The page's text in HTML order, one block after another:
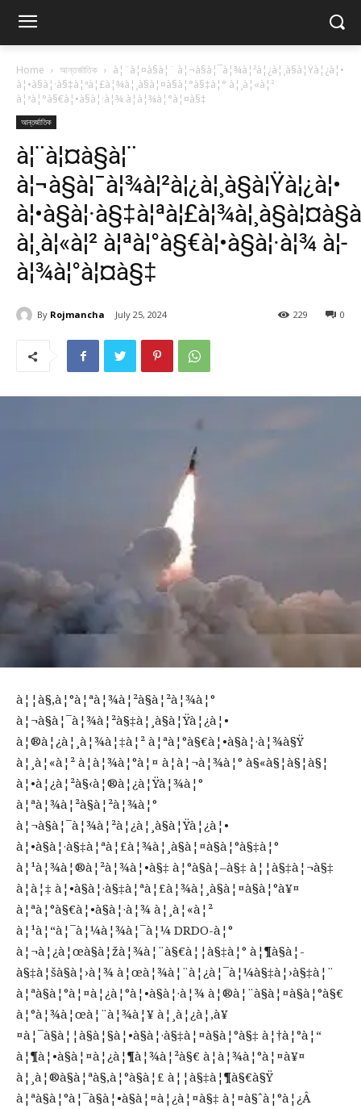
Home আন্তর্জাতিক
à¦¨à¦¤à§à¦¨ à¦¬à§à¦¯à¦¾à¦²à¦¿à¦¸à§à¦Ÿà¦¿à¦•
à¦•à§à¦·à§‡à¦ªà¦£à¦¾à¦¸à§à¦¤à§à¦°à§‡à¦° à¦¸à¦«à¦²
à¦ªà¦°à§€à¦•à§à¦·à¦¾ à¦­à¦¾à¦°à¦¤à§‡
আন্তর্জাতিক
à¦¨à¦¤à§à¦¨
à¦¬à§à¦¯à¦¾à¦²à¦¿à¦¸à§à¦Ÿà¦¿à¦•
à¦¸à¦«à¦² à¦ªà¦°à§€à¦•à§à¦·à¦¾ à¦­
à¦¾à¦°à¦¤à§‡
By Rojmancha July 25, 2024 0
229
à¦¦à§‚à¦°à¦ªà¦¾à¦²à§à¦²à¦¾à¦°
à¦¬à§à¦¯à¦¾à¦²à§‡à¦¸à§à¦Ÿà¦¿à¦•
à¦®à¦¿à¦¸à¦¾à¦‡à¦² à¦ªà¦°à§€à¦•à§à¦·à¦¾à§Ÿ
à¦¸à¦«à¦² à¦­à¦¾à¦°à¦¤ à¦à¦¬à¦¾à¦° à§«à§¦à§¦à§¦
à¦•à¦¿à¦²à§‹à¦®à¦¿à¦Ÿà¦¾à¦°
à¦ªà¦¾à¦²à§à¦²à¦¾à¦°
à¦¬à§à¦¯à¦¾à¦²à¦¿à¦¸à§à¦Ÿà¦¿à¦•
à¦•à§à¦·à§‡à¦ªà¦£à¦¾à¦¸à§à¦¤à§à¦°à§‡à¦°
à¦¹à¦¾à¦®à¦²à¦¾à¦•à§‡ à¦°à§à¦–à§‡ à¦¦à§‡à¦¬à§‡
à¦à¦‡ à¦•à§à¦·à§‡à¦ªà¦£à¦¾à¦¸à§à¦¤à§à¦°à¥¤
à¦ªà¦°à§€à¦•à§à¦·à¦¾ à¦¸à¦«à¦²
à¦¹à¦“à¦¯à¦¼à¦¾à¦¯à¦¼ DRDO-à¦°
à¦¬à¦¿à¦œà§à¦žà¦¾à¦¨à§€à¦¦à§‡à¦° à¦¶à§à¦­
à§‡à¦šà§à¦›à¦¾ à¦œà¦¾à¦¨à¦¿à¦¯à¦¼à§‡à¦›à§‡à¦¨
à¦ªà§à¦°à¦¤à¦¿à¦°à¦•à§à¦·à¦¾ à¦®à¦¨à§à¦¤à§à¦°à§€
à¦°à¦¾à¦œà¦¨à¦¾à¦¥ à¦¸à¦¿à¦‚à¥
¤à¦¯à§à¦¦à§à¦§à¦•à§à¦·à§‡à¦¤à§à¦°à§‡ à¦†à¦°à¦“
à¦¶à¦•à§à¦¤à¦¿à¦¶à¦¾à¦²à§€ à¦­à¦¾à¦°à¦¤à¥¤
à¦¸à¦®à§à¦ªà§‚à¦°à§à¦£ à¦¦à§‡à¦¶à§€à§Ÿ
à¦ªà§à¦°à¦¯à§à¦•à§à¦¤à¦¿à¦¤à§‡ à¦¤à§ˆà¦°à¦¿Â